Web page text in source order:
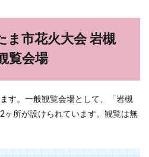
ま市花火大会 岩槻
覧会場
す。一般観覧会場として、「岩槻
ヶ所が設けられています。観覧は無